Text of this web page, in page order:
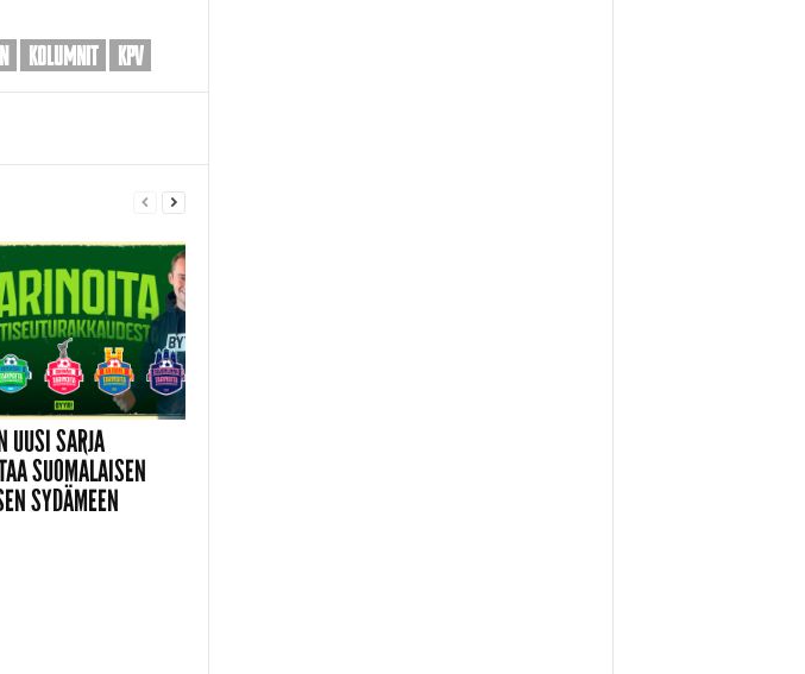
KOLUMNIT KPV
UUSI SARJA
SUOMALAISEN
SYDÄMEEN